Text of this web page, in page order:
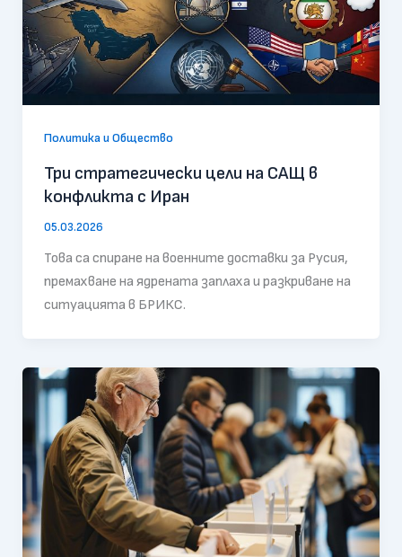
Политика и Общество
Три стратегически цели на САЩ в
конфликта с Иран
05.03.2026
Това са спиране на военните доставки за Русия,
премахване на ядрената заплаха и разкриване на
ситуацията в БРИКС.